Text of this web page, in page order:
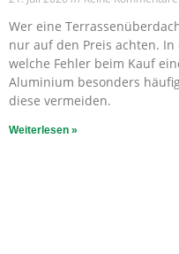
Wer eine
nur auf den Preis achten.
welche Fehler beim Kauf
Aluminium besonders
diese vermeiden.
Weiterlesen »